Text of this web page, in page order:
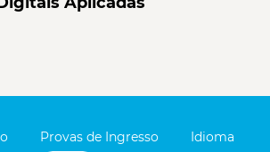
Provas de Ingresso
Idioma